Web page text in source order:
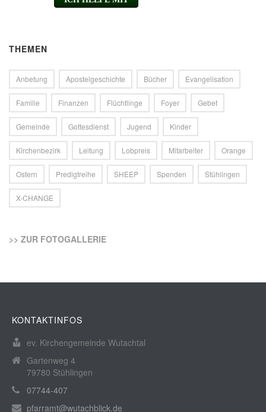
THEMEN
Anbetung Apostelgeschichte Bücher Evangelisation
Familie Finanzen Flüchtlinge Foyer Gebet
Gemeinde Gottesdienst Jugend Kinder
Kirchenbezirk Leitung Lobpreis Mitarbeiter Orange
Ostern Predigtreihe SHEEP Spenden Stühlingen
X-CHANGE
>> ZUR FOTOGALLERIE
KONTAKTINFOS
ev. Kirchengemeinde Wutachtal
Gartenweg 4
79780 Stühlingen
07744-407
pfarramt@wutachblick.de